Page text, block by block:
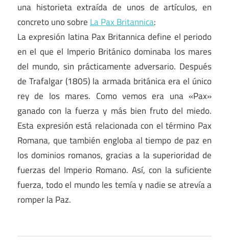
una historieta extraída de unos de artículos, en
concreto uno sobreLa Pax Britannica:
La expresión latina Pax Britannica define el periodo
en el que el Imperio Británico dominaba los mares
del mundo, sin prácticamente adversario. Después
de Trafalgar (1805) la armada británica era el único
rey de los mares. Como vemos era una «Pax»
ganado con la fuerza y más bien fruto del miedo.
Esta expresión está relacionada con el término Pax
Romana, que también engloba al tiempo de paz en
los dominios romanos, gracias a la superioridad de
fuerzas del Imperio Romano. Así, con la suficiente
fuerza, todo el mundo les temía y nadie se atrevía a
romper la Paz.